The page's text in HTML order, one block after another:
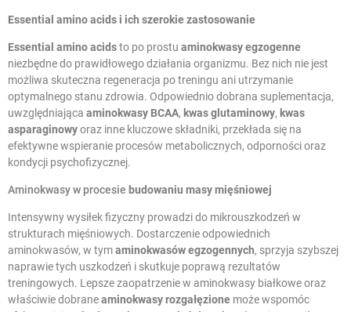
Essential amino acids i ich szerokie zastosowanie
Essential amino acidsto po prostu aminokwasy egzogenne
niezbędne do prawidłowego działania organizmu. Bez nich nie jest
możliwa skuteczna regeneracja po treningu ani utrzymanie
optymalnego stanu zdrowia. Odpowiednio dobrana suplementacja,
uwzględniająca aminokwasy BCAA, kwas glutaminowy, kwas
asparaginowyoraz inne kluczowe składniki, przekłada się na
efektywne wspieranie procesów metabolicznych, odporności oraz
kondycji psychofizycznej.
Aminokwasy w procesie budowaniu masy mięśniowej
Intensywny wysiłek fizyczny prowadzi do mikrouszkodzeń w
strukturach mięśniowych. Dostarczenie odpowiednich
aminokwasów, w tymaminokwasów egzogennych, sprzyja szybszej
naprawie tych uszkodzeń i skutkuje poprawą rezultatów
treningowych. Lepsze zaopatrzenie w aminokwasy białkowe oraz
właściwie dobraneaminokwasy rozgałęzione może wspomóc